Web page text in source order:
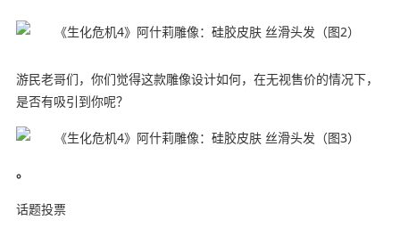
游民老哥们，你们觉得这款雕像设计如何，在无视售价的情况下，
是否有吸引到你呢？
。
话题投票